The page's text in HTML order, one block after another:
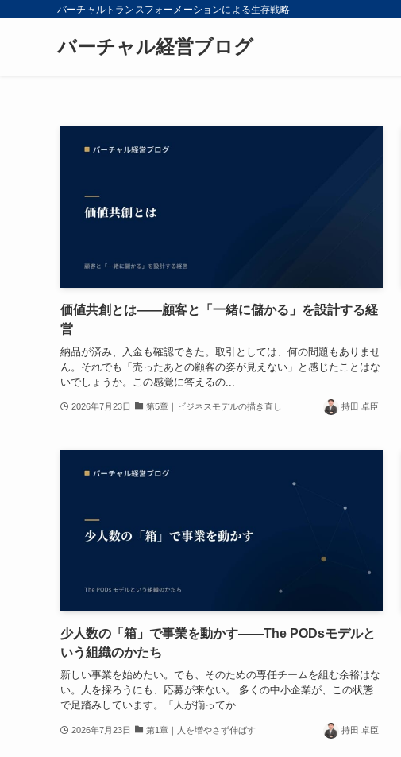
バーチャルトランスフォーメーションによる生存戦略
バーチャル経営ブログ
価値共創とは——顧客と「一緒に儲かる」を設計する経
営
納品が済み、入金も確認できた。取引としては、何の問題もありませ
ん。それでも「売ったあとの顧客の姿が見えない」と感じたことはな
いでしょうか。この感覚に答えるの...
2026年7月23日 第5章｜ビジネスモデルの描き直し 持田 卓臣
少人数の「箱」で事業を動かす——The PODsモデルと
いう組織のかたち
新しい事業を始めたい。でも、そのための専任チームを組む余裕はな
い。人を採ろうにも、応募が来ない。 多くの中小企業が、この状態
で足踏みしています。「人が揃ってか...
2026年7月23日 第1章｜人を増やさず伸ばす 持田 卓臣